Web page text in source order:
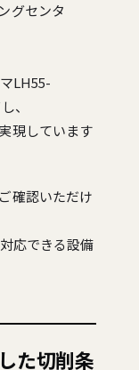
グセンタ
LH55-
、
現しています
確認いただけ
応できる設備
た切削条